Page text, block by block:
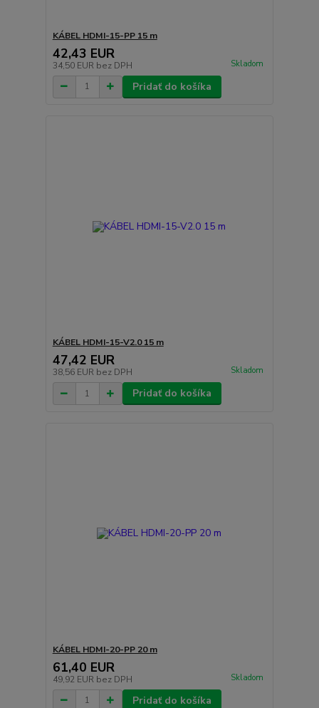
KÁBEL HDMI-15-PP 15 m
42,43 EUR
34,50 EUR bez DPH Skladom
Pridať do košíka
KÁBEL HDMI-15-V2.0 15 m
47,42 EUR
38,56 EUR bez DPH Skladom
Pridať do košíka
KÁBEL HDMI-20-PP 20 m
61,40 EUR
49,92 EUR bez DPH Skladom
Pridať do košíka